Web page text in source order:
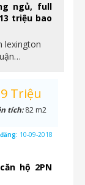
ngủ, full
triệu bao
lexington
hộ 2PN
Triệu
tích:82 m2
10-09-2018